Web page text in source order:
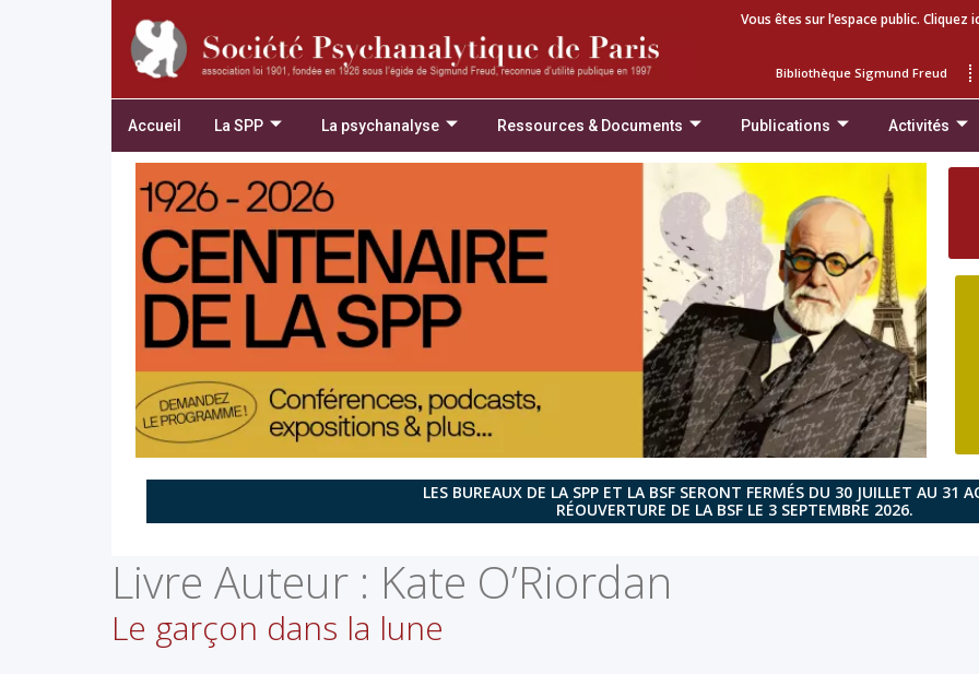
Vous êtes sur l’espace public.
Bibliothèque Sigmund Freud
Accueil La SPP La psychanalyse Ressources & Documents Publications Activités
LES BUREAUX DE LA SPP ET LA BSF SERONT FERMÉS DU 30 JUILLET AU 31
RÉOUVERTURE DE LA BSF LE 3 SEPTEMBRE 2026.
Livre Auteur : Kate O’Riordan
Le garçon dans la lune